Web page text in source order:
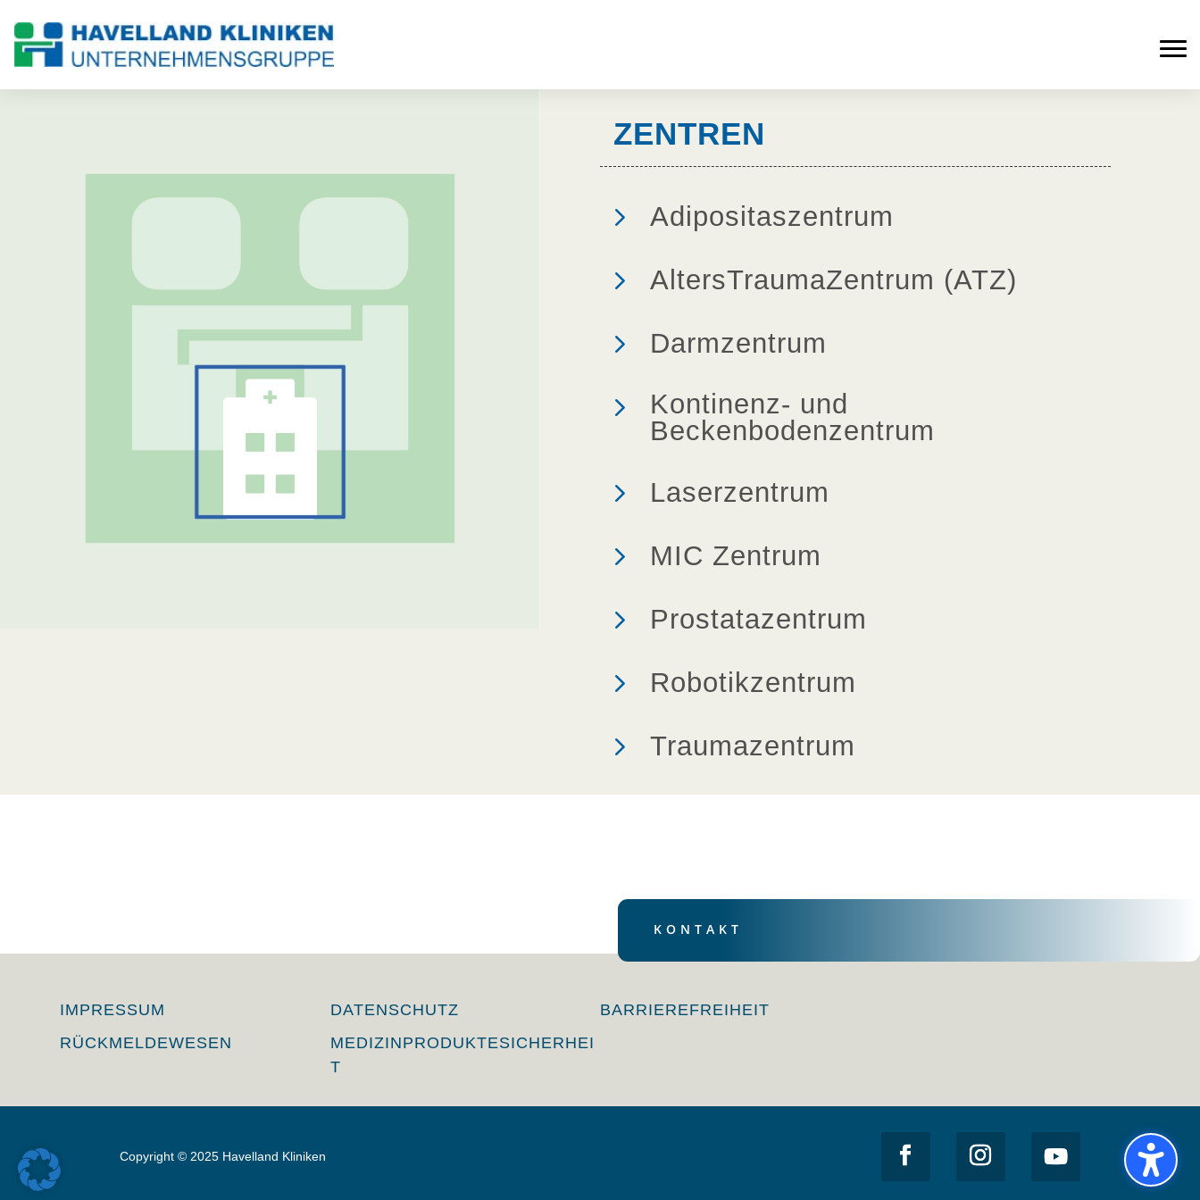
ZENTREN
5 Adipositaszentrum
5 AltersTraumaZentrum (ATZ)
5 Darmzentrum
5
Kontinenz- und
Beckenbodenzentrum
5 Laserzentrum
5 MIC Zentrum
5 Prostatazentrum
5 Robotikzentrum
5 Traumazentrum
KONTAKT
IMPRESSUM DATENSCHUTZ
BARRIEREFREIHEIT
RÜCKMELDEWESEN
MEDIZINPRODUKTESICHERHEI
T
Copyright © 2025 Havelland Kliniken